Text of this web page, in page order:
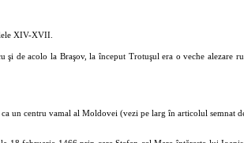
XIV-XVII.
de acolo la Braşov, la început Trotuşul era o veche alezare
un centru vamal al Moldovei (vezi pe larg în articolul semnat